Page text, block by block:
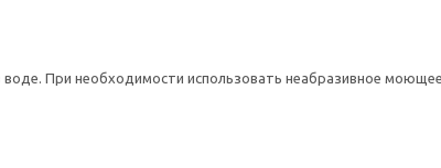
При необходимости использовать неабразивное